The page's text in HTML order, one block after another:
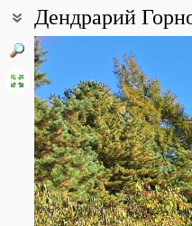
Дендрарий
Coordinates:
43° 41′ 29″ N, 132° 09′
Point description:
Горнотаёжная
Пржевальского, в
Уссурийский
Баневурово) — около
All photos(4) Photos